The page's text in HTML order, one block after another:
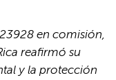
en comisión,
reafirmó su
y la protección